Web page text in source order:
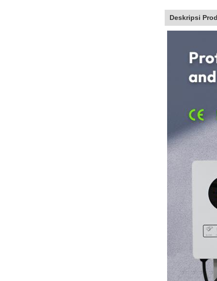
Deskripsi